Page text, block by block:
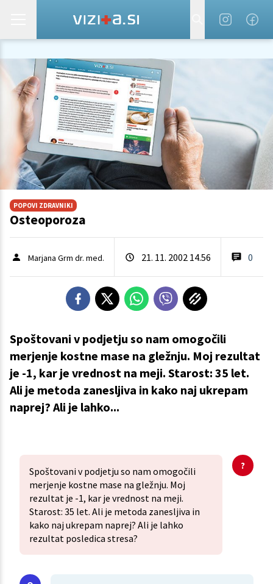
POPOVI ZDRAVNIKI
Osteoporoza
Marjana Grm dr. med. 21. 11. 2002 14.56 0
Spoštovani v podjetju so nam omogočili
merjenje kostne mase na gležnju. Moj rezultat
je -1, kar je vrednost na meji. Starost: 35 let.
Ali je metoda zanesljiva in kako naj ukrepam
naprej? Ali je lahko...
Spoštovani v podjetju so nam omogočili
merjenje kostne mase na gležnju. Moj
rezultat je -1, kar je vrednost na meji.
Starost: 35 let. Ali je metoda zanesljiva in
kako naj ukrepam naprej? Ali je lahko
rezultat posledica stresa?